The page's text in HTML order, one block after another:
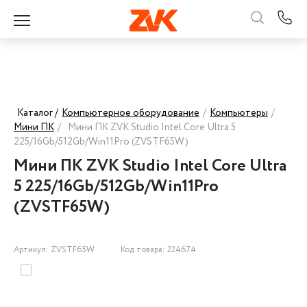
Каталог / Компьютерное оборудование / Компьютеры /
Мини ПК / Мини ПК ZVK Studio Intel Core Ultra 5
225/16Gb/512Gb/Win11Pro (ZVSTF65W)
Мини ПК ZVK Studio Intel Core Ultra
5 225/16Gb/512Gb/Win11Pro
(ZVSTF65W)
Артикул: ZVSTF65W Код товара: 224674